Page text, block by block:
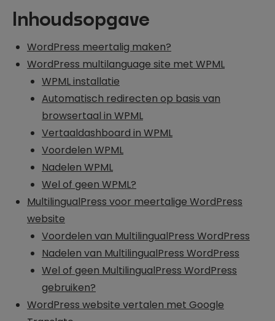
Inhoudsopgave
WordPress meertalig maken?
WordPress multilanguage site met WPML
WPML installatie
Automatisch redirecten op basis van
browsertaal in WPML
Vertaaldashboard in WPML
Voordelen WPML
Nadelen WPML
Wel of geen WPML?
MultilingualPress voor meertalige WordPress
website
Voordelen van MultilingualPress WordPress
Nadelen van MultilingualPress WordPress
Wel of geen MultilingualPress WordPress
gebruiken?
WordPress website vertalen met Google